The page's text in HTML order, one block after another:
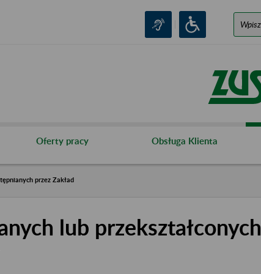
Oferty pracy Obsługa Klienta
przez Zakład
lub przekształconych